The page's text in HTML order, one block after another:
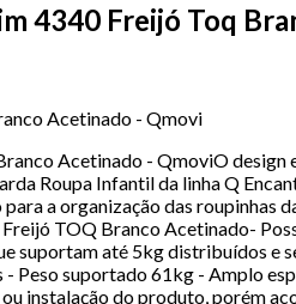
4340 Freijó Toq
Acetinado - Qmovi
Acetinado - QmoviO
Roupa Infantil da linha Q
a organização das
TOQ Branco Acetinado-
suportam até 5kg distribuídos e
Peso suportado 61kg - Amplo
instalação do produto, porém